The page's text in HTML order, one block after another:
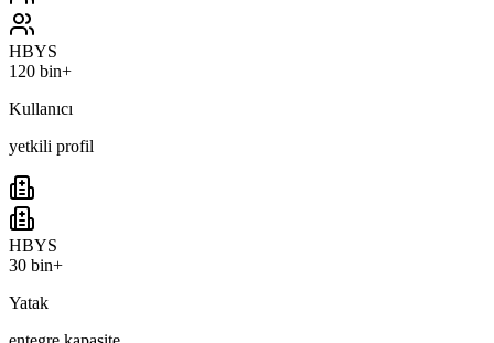
HBYS
120 bin+
Kullanıcı
yetkili profil
HBYS
30 bin+
Yatak